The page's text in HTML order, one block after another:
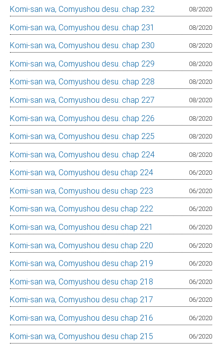
Komi-san wa, Comyushou desu. chap 232 08/2020
Komi-san wa, Comyushou desu. chap 231 08/2020
Komi-san wa, Comyushou desu. chap 230 08/2020
Komi-san wa, Comyushou desu. chap 229 08/2020
Komi-san wa, Comyushou desu. chap 228 08/2020
Komi-san wa, Comyushou desu. chap 227 08/2020
Komi-san wa, Comyushou desu. chap 226 08/2020
Komi-san wa, Comyushou desu. chap 225 08/2020
Komi-san wa, Comyushou desu. chap 224 08/2020
Komi-san wa, Comyushou desu chap 224 06/2020
Komi-san wa, Comyushou desu chap 223 06/2020
Komi-san wa, Comyushou desu chap 222 06/2020
Komi-san wa, Comyushou desu chap 221 06/2020
Komi-san wa, Comyushou desu chap 220 06/2020
Komi-san wa, Comyushou desu chap 219 06/2020
Komi-san wa, Comyushou desu chap 218 06/2020
Komi-san wa, Comyushou desu chap 217 06/2020
Komi-san wa, Comyushou desu chap 216 06/2020
Komi-san wa, Comyushou desu chap 215 06/2020